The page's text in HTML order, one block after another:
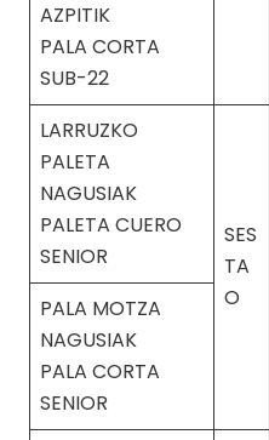
AZPITIK
PALA CORTA
SUB-22
LARRUZKO
PALETA
NAGUSIAK
PALETA CUERO
SENIOR
SES
TA
O
PALA MOTZA
NAGUSIAK
PALA CORTA
SENIOR